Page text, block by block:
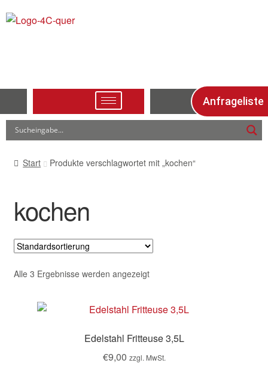
Anfrageliste
Start Produkte verschlagwortet mit „kochen“
kochen
Alle 3 Ergebnisse werden angezeigt
Edelstahl Fritteuse 3,5L
€9,00 zzgl. MwSt.